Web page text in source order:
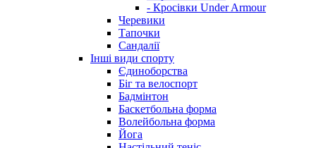
- Кросівки Under Armour
Черевики
Тапочки
Сандалії
Інші види спорту
Єдиноборства
Біг та велоспорт
Бадмінтон
Баскетбольна форма
Волейбольна форма
Йога